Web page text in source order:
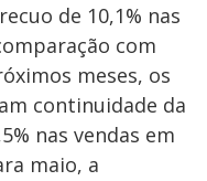
de 10,1% nas
com
meses, os
continuidade da
nas vendas em
maio, a